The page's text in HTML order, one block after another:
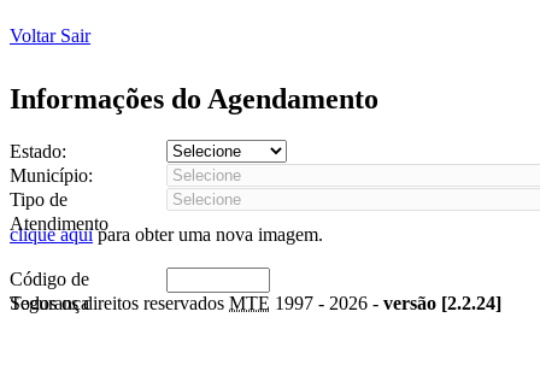
Voltar Sair
Informações do Agendamento
Estado:
Município:
Tipo de
Atendimento
clique aquipara obter uma nova imagem.
Código de
Segurança
Todos os direitos reservados MTE 1997 - 2026 - versão [2.2.24]